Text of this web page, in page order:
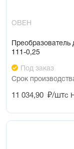
ОВЕН
111-0,25
Под заказ
Срок
11 034,90 ₽/штс